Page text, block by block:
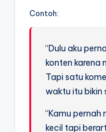
Contoh:
“Dulu aku
konten karena
Tapi satu
waktu itu bikin
“Kamu
kecil tapi